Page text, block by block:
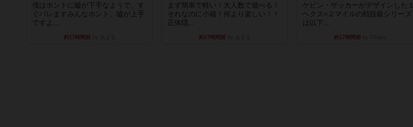
僕はホントに嘘が下手なようで、す
ぐバレますみんなホント、嘘が上手
ですよ...
約17時間前
まず簡単で軽い！大人数で遊べる！
それなのに小箱！何より楽しい！！
正体隠...
約17時間前
ケビン・ザッカーがデザインした１
ヘクス=２マイルの戦役級シリーズ
は以下...
約17時間前